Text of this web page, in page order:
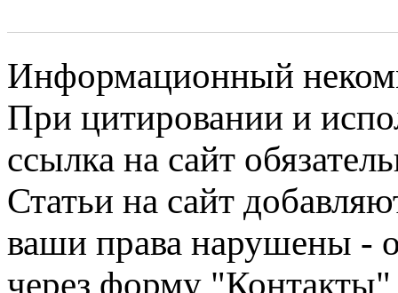
Информационный
При цитировании и
ссылка на сайт
Статьи на сайт
ваши права нарушены -
через форму "Контакты"